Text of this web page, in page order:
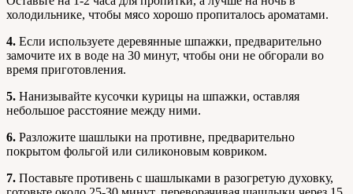
холодильнике, чтобы мясо хорошо пропиталось ароматами.
4. Если используете деревянные шпажки, предварительно
замочите их в воде на 30 минут, чтобы они не обгорали во
время приготовления.
5. Нанизывайте кусочки курицы на шпажки, оставляя
небольшое расстояние между ними.
6. Разложите шашлыки на противне, предварительно
покрытом фольгой или силиконовым ковриком.
7. Поставьте противень с шашлыками в разогретую духовку,